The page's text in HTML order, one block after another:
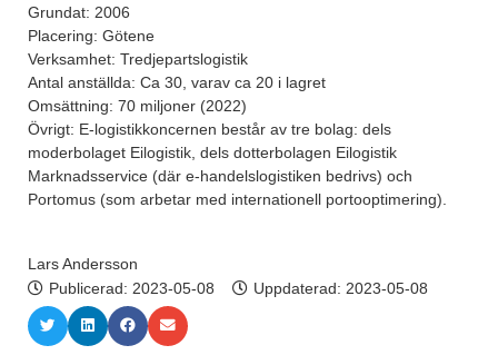
Grundat: 2006
Placering: Götene
Verksamhet: Tredjepartslogistik
Antal anställda: Ca 30, varav ca 20 i lagret
Omsättning: 70 miljoner (2022)
Övrigt: E-logistikkoncernen består av tre bolag: dels
moderbolaget Eilogistik, dels dotterbolagen Eilogistik
Marknadsservice (där e-handelslogistiken bedrivs) och
Portomus (som arbetar med internationell portooptimering).
Lars Andersson
Publicerad: 2023-05-08 Uppdaterad: 2023-05-08